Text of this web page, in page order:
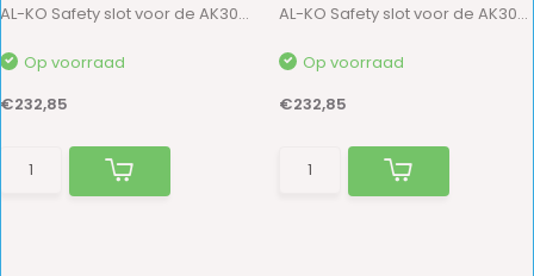
AL-KO Safety slot voor de AK300 / AK-1300. Inc...
Op voorraad
€232,85
AL-KO Safety slot voor de AK3004 Inclusief twe...
Op voorraad
€232,85